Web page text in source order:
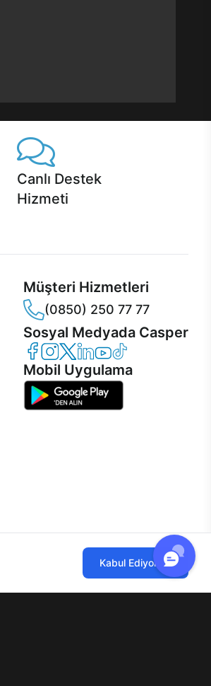
Canlı Destek
Hizmeti
Müşteri Hizmetleri
(0850) 250 77 77
Sosyal Medyada Casper
Casper Facebook
Casper Instagram
Casper Twitter
Casper LinkedIn
Casper YouTube
Casper TikTok
Mobil Uygulama
Kabul Ediyorum